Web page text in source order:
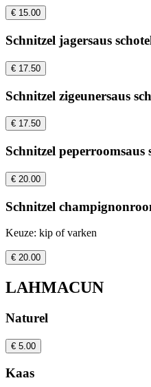
€ 15.00
Schnitzel jagersaus
€ 17.50
Schnitzel zigeunersaus
€ 17.50
Schnitzel peperroomsaus
€ 20.00
Schnitzel
Keuze: kip of varken
€ 20.00
LAHMACUN
Naturel
€ 5.00
Kaas